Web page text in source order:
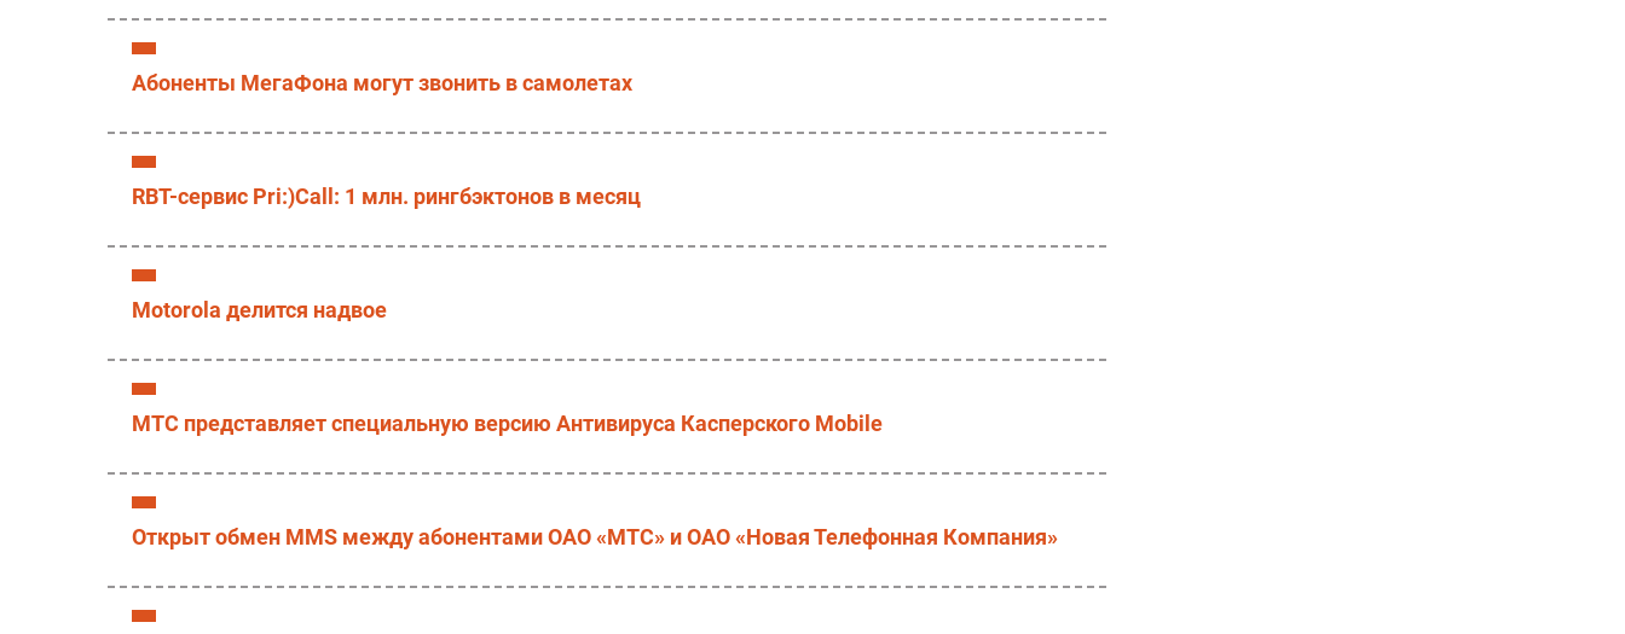
Абоненты МегаФона могут звонить в самолетах
RBT-сервис Pri:)Call: 1 млн. рингбэктонов в месяц
Motorola делится надвое
МТС представляет специальную версию Антивируса Касперского Mobile
Открыт обмен MMS между абонентами OAO «МТС» и ОАО «Новая Телефонная Компания»